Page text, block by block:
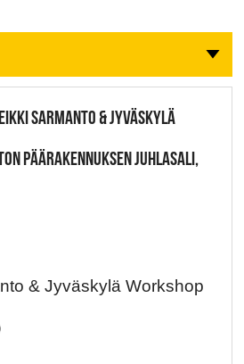
SARMANTO & JYVÄSKYLÄ
PÄÄRAKENNUKSEN JUHLASALI,
& Jyväskylä Workshop